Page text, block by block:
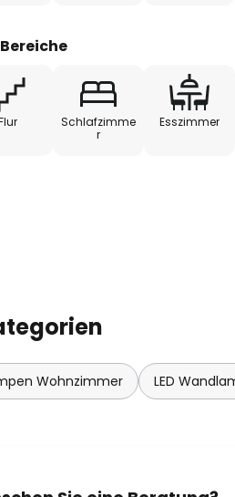
Schlafzimme
r
Esszimmer
Wohnzimmer LED